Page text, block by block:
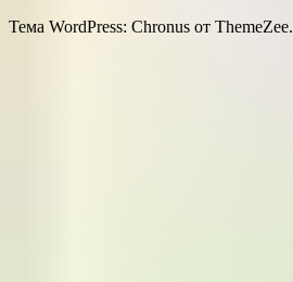
Тема WordPress: Chronus от ThemeZee.